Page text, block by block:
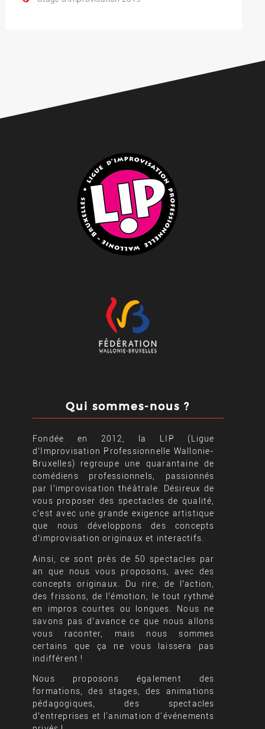
Qui sommes-nous ?
Fondée en 2012, la LIP (Ligue
d’Improvisation Professionnelle Wallonie-
Bruxelles) regroupe une quarantaine de
comédiens professionnels, passionnés
par l’improvisation théâtrale. Désireux de
vous proposer des spectacles de qualité,
c’est avec une grande exigence artistique
que nous développons des concepts
d’improvisation originaux et interactifs.
Ainsi, ce sont près de 50 spectacles par
an que nous vous proposons, avec des
concepts originaux. Du rire, de l’action,
des frissons, de l’émotion, le tout rythmé
en impros courtes ou longues. Nous ne
savons pas d’avance ce que nous allons
vous raconter, mais nous sommes
certains que ça ne vous laissera pas
indifférent !
Nous proposons également des
formations, des stages, des animations
pédagogiques, des spectacles
d’entreprises et l'animation d'événements